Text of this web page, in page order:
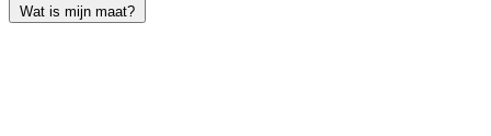
Wat is mijn maat?